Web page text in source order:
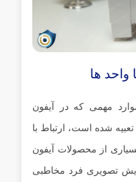
واحد ها
مهمی که در آیفون
تصویری سیماران HS-43TK-M100 تعبیه شده است، ارتباط با
از محصولات آیفون
تصویری فرد مخاطبی